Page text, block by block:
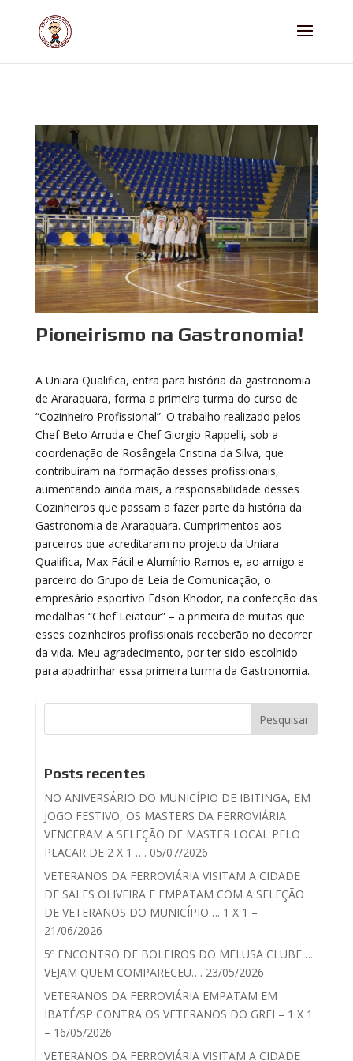
Pioneirismo na Gastronomia!
A Uniara Qualifica, entra para história da gastronomia
de Araraquara, forma a primeira turma do curso de
“Cozinheiro Profissional”. O trabalho realizado pelos
Chef Beto Arruda e Chef Giorgio Rappelli, sob a
coordenação de Rosângela Cristina da Silva, que
contribuíram na formação desses profissionais,
aumentando ainda mais, a responsabilidade desses
Cozinheiros que passam a fazer parte da história da
Gastronomia de Araraquara. Cumprimentos aos
parceiros que acreditaram no projeto da Uniara
Qualifica, Max Fácil e Alumínio Ramos e, ao amigo e
parceiro do Grupo de Leia de Comunicação, o
empresário esportivo Edson Khodor, na confecção das
medalhas “Chef Leiatour” – a primeira de muitas que
esses cozinheiros profissionais receberão no decorrer
da vida. Meu agradecimento, por ter sido escolhido
para apadrinhar essa primeira turma da Gastronomia.
Posts recentes
NO ANIVERSÁRIO DO MUNICÍPIO DE IBITINGA, EM
JOGO FESTIVO, OS MASTERS DA FERROVIÁRIA
VENCERAM A SELEÇÃO DE MASTER LOCAL PELO
PLACAR DE 2 X 1 …. 05/07/2026
VETERANOS DA FERROVIÁRIA VISITAM A CIDADE
DE SALES OLIVEIRA E EMPATAM COM A SELEÇÃO
DE VETERANOS DO MUNICÍPIO…. 1 X 1 –
21/06/2026
5º ENCONTRO DE BOLEIROS DO MELUSA CLUBE….
VEJAM QUEM COMPARECEU…. 23/05/2026
VETERANOS DA FERROVIÁRIA EMPATAM EM
IBATÉ/SP CONTRA OS VETERANOS DO GREI – 1 X 1
– 16/05/2026
VETERANOS DA FERROVIÁRIA VISITAM A CIDADE